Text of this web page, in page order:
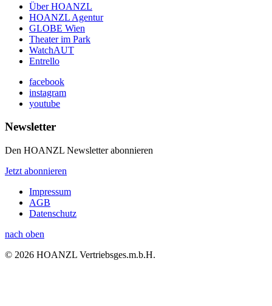
Über HOANZL
HOANZL Agentur
GLOBE Wien
Theater im Park
WatchAUT
Entrello
facebook
instagram
youtube
Newsletter
Den HOANZL Newsletter abonnieren
Jetzt abonnieren
Impressum
AGB
Datenschutz
nach oben
© 2026 HOANZL Vertriebsges.m.b.H.